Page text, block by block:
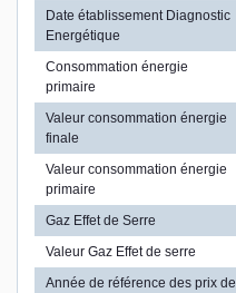
Date établissement Diagnostic
Energétique
Consommation énergie
primaire
Valeur consommation énergie
finale
Valeur consommation énergie
primaire
Gaz Effet de Serre
Valeur Gaz Effet de serre
Année de référence des prix de